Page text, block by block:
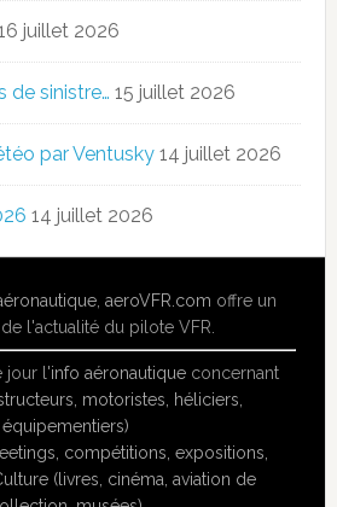
juillet 2026
de sinistre… 15 juillet 2026
par Ventusky 14 juillet 2026
14 juillet 2026
,aeroVFR.com offre un
l'actualité du pilote VFR.
jour l'info aéronautiqueconcernant
motoristes, héliciers,
équipementiers)
compétitions, expositions,
(livres, cinéma, aviation de